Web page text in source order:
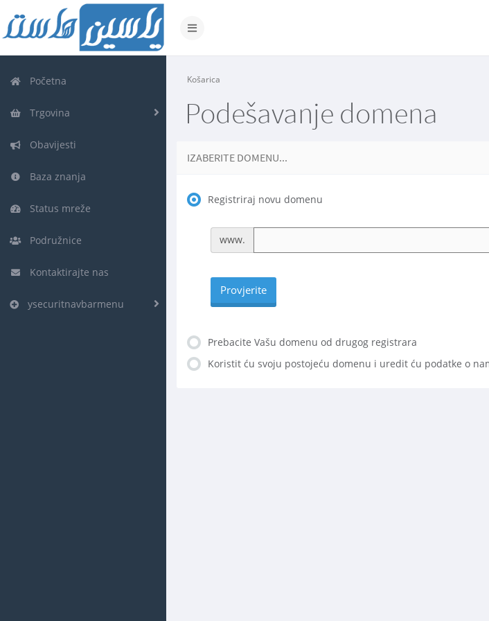
Prebaci
Početna
Trgovina
Obavijesti
Baza znanja
Status mreže
Podružnice
Kontaktirajte nas
ysecuritnavbarmenu
Košarica
Podešavanje domena
IZABERITE DOMENU...
Registriraj novu domenu
www.
Provjerite
Prebacite Vašu domenu od drugog registrara
Koristit ću svoju postojeću domenu i uredit ću podatke o